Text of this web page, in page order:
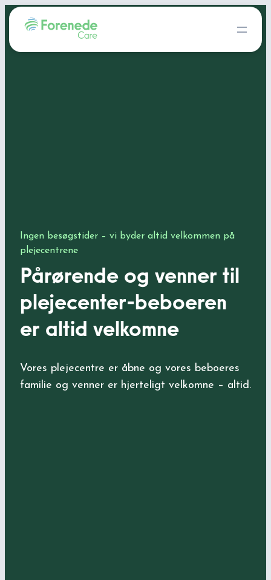
Ingen besøgstider – vi byder altid velkommen på
plejecentrene
Pårørende og venner til
plejecenter-beboeren
er altid velkomne
Vores plejecentre er åbne og vores beboeres
familie og venner er hjerteligt velkomne – altid.